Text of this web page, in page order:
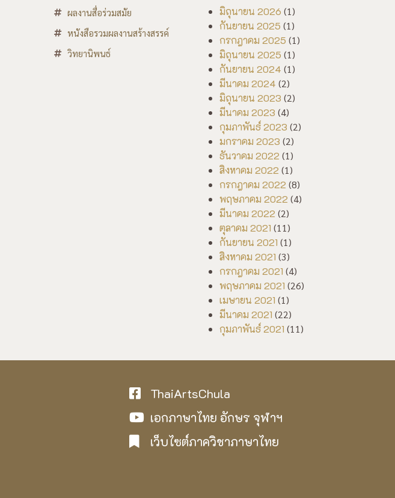
ผลงานสื่อร่วมสมัย
หนังสือรวมผลงานสร้างสรรค์
วิทยานิพนธ์
มิถุนายน 2026 (1)
กันยายน 2025 (1)
กรกฎาคม 2025 (1)
มิถุนายน 2025 (1)
กันยายน 2024 (1)
มีนาคม 2024 (2)
มิถุนายน 2023 (2)
มีนาคม 2023 (4)
กุมภาพันธ์ 2023 (2)
มกราคม 2023 (2)
ธันวาคม 2022 (1)
สิงหาคม 2022 (1)
กรกฎาคม 2022 (8)
พฤษภาคม 2022 (4)
มีนาคม 2022 (2)
ตุลาคม 2021 (11)
กันยายน 2021 (1)
สิงหาคม 2021 (3)
กรกฎาคม 2021 (4)
พฤษภาคม 2021 (26)
เมษายน 2021 (1)
มีนาคม 2021 (22)
กุมภาพันธ์ 2021 (11)
ThaiArtsChula
เอกภาษาไทย อักษร จุฬาฯ
เว็บไซต์ภาควิชาภาษาไทย